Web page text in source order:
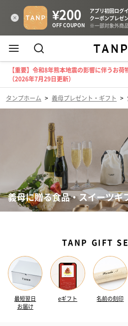
【重要】令和8年熊本地震の影響に伴うお
（2026年7月29日更新）
タンプホーム > 義母プレゼント・ギフト >
義母に贈る食品・スイーツギ
TANP GIFT
最短翌日
お届け
eギフト 名前の刻印